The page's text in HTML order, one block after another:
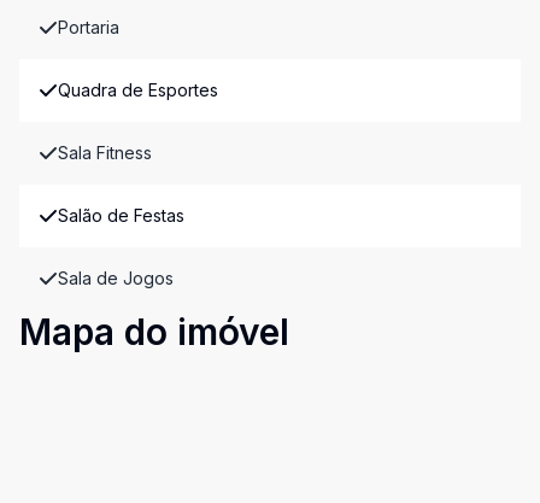
Portaria
Quadra de Esportes
Sala Fitness
Salão de Festas
Sala de Jogos
Mapa do imóvel